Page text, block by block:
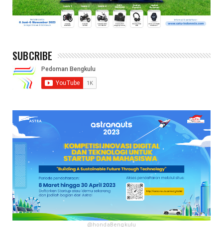
SUBCRIBE
@hondaBengkulu